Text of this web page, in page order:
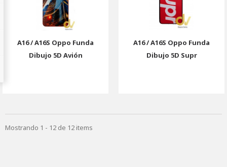
A16 / A16S Oppo Funda
Dibujo 5D Avión
A16 / A16S Oppo Funda
Dibujo 5D Supr
Mostrando 1 - 12 de 12 items